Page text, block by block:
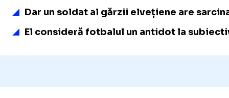
Dar un soldat al gărzii elvețiene are
El consideră fotbalul un antidot la